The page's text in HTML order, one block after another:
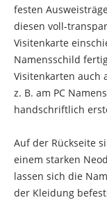
festen
diesen voll-
Visitenkarte
Namensschild
Visitenkarten auch
z. B. am PC
handschriftlich
Auf der Rückseite
einem starken
lassen sich die
der Kleidung